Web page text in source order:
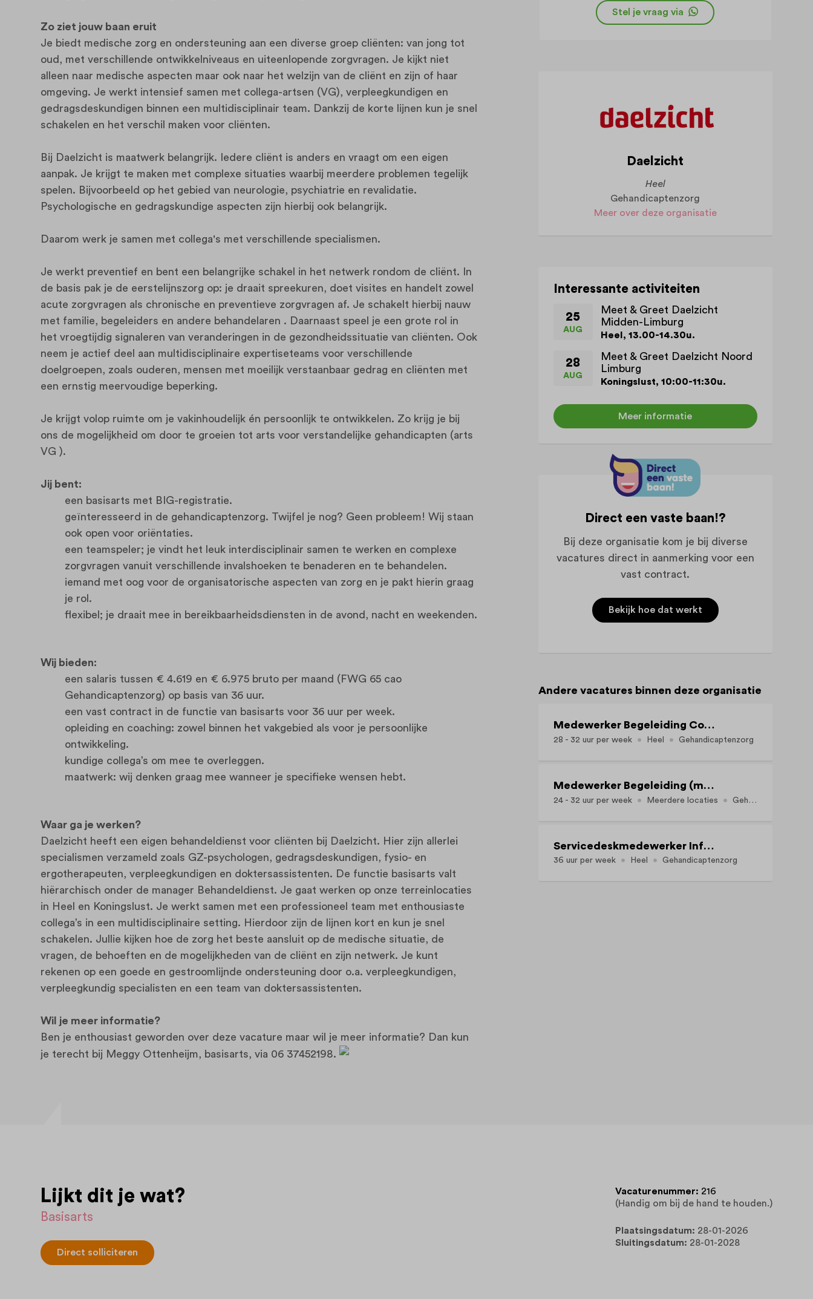
Zo ziet jouw baan eruit
Je biedt medische zorg en ondersteuning aan een diverse groep cliënten: van jong tot
oud, met verschillende ontwikkelniveaus en uiteenlopende zorgvragen. Je kijkt niet
alleen naar medische aspecten maar ook naar het welzijn van de cliënt en zijn of haar
omgeving. Je werkt intensief samen met collega-artsen (VG), verpleegkundigen en
gedragsdeskundigen binnen een multidisciplinair team. Dankzij de korte lijnen kun je snel
schakelen en het verschil maken voor cliënten.
Bij Daelzicht is maatwerk belangrijk. Iedere cliënt is anders en vraagt om een eigen
aanpak. Je krijgt te maken met complexe situaties waarbij meerdere problemen tegelijk
spelen. Bijvoorbeeld op het gebied van neurologie, psychiatrie en revalidatie.
Psychologische en gedragskundige aspecten zijn hierbij ook belangrijk.
Daarom werk je samen met collega's met verschillende specialismen.
Je werkt preventief en bent een belangrijke schakel in het netwerk rondom de cliënt. In
de basis pak je de eerstelijnszorg op: je draait spreekuren, doet visites en handelt zowel
acute zorgvragen als chronische en preventieve zorgvragen af. Je schakelt hierbij nauw
met familie, begeleiders en andere behandelaren . Daarnaast speel je een grote rol in
het vroegtijdig signaleren van veranderingen in de gezondheidssituatie van cliënten. Ook
neem je actief deel aan multidisciplinaire expertiseteams voor verschillende
doelgroepen, zoals ouderen, mensen met moeilijk verstaanbaar gedrag en cliënten met
een ernstig meervoudige beperking.
Je krijgt volop ruimte om je vakinhoudelijk én persoonlijk te ontwikkelen. Zo krijg je bij
ons de mogelijkheid om door te groeien tot arts voor verstandelijke gehandicapten (arts
VG ).
Jij bent:
een basisarts met BIG-registratie.
geïnteresseerd in de gehandicaptenzorg. Twijfel je nog? Geen probleem! Wij staan
ook open voor oriëntaties.
een teamspeler; je vindt het leuk interdisciplinair samen te werken en complexe
zorgvragen vanuit verschillende invalshoeken te benaderen en te behandelen.
iemand met oog voor de organisatorische aspecten van zorg en je pakt hierin graag
je rol.
flexibel; je draait mee in bereikbaarheidsdiensten in de avond, nacht en weekenden.
Wij bieden:
een salaris tussen € 4.619 en € 6.975 bruto per maand (FWG 65 cao
Gehandicaptenzorg) op basis van 36 uur.
een vast contract in de functie van basisarts voor 36 uur per week.
opleiding en coaching: zowel binnen het vakgebied als voor je persoonlijke
ontwikkeling.
kundige collega’s om mee te overleggen.
maatwerk: wij denken graag mee wanneer je specifieke wensen hebt.
Waar ga je werken?
Daelzicht heeft een eigen behandeldienst voor cliënten bij Daelzicht. Hier zijn allerlei
specialismen verzameld zoals GZ-psychologen, gedragsdeskundigen, fysio- en
ergotherapeuten, verpleegkundigen en doktersassistenten. De functie basisarts valt
hiërarchisch onder de manager Behandeldienst. Je gaat werken op onze terreinlocaties
in Heel en Koningslust. Je werkt samen met een professioneel team met enthousiaste
collega’s in een multidisciplinaire setting. Hierdoor zijn de lijnen kort en kun je snel
schakelen. Jullie kijken hoe de zorg het beste aansluit op de medische situatie, de
vragen, de behoeften en de mogelijkheden van de cliënt en zijn netwerk. Je kunt
rekenen op een goede en gestroomlijnde ondersteuning door o.a. verpleegkundigen,
verpleegkundig specialisten en een team van doktersassistenten.
Wil je meer informatie?
Ben je enthousiast geworden over deze vacature maar wil je meer informatie? Dan kun
je terecht bij Meggy Ottenheijm, basisarts, via 06 37452198.
Stel je vraag via
Daelzicht
Heel
Gehandicaptenzorg
Meer over deze organisatie
Interessante activiteiten
25
AUG
Meet & Greet Daelzicht
Midden-Limburg
Heel, 13.00-14.30u.
28
AUG
Meet & Greet Daelzicht Noord
Limburg
Koningslust, 10:00-11:30u.
Meer informatie
Direct een vaste baan!?
Bij deze organisatie kom je bij diverse
vacatures direct in aanmerking voor een
vast contract.
Bekijk hoe dat werkt
Andere vacatures binnen deze organisatie
Medewerker Begeleiding Cocon (MVG/Crisisopvang)
28 - 32 uur per week Heel Gehandicaptenzorg
Medewerker Begeleiding (moeilijk verstaanbaar gedrag)
24 - 32 uur per week Meerdere locaties Gehandicaptenzorg
Servicedeskmedewerker Informatisering
36 uur per week Heel Gehandicaptenzorg
Lijkt dit je wat?
Basisarts
Direct solliciteren
Vacaturenummer: 216
(Handig om bij de hand te houden.)
Plaatsingsdatum: 28-01-2026
Sluitingsdatum: 28-01-2028